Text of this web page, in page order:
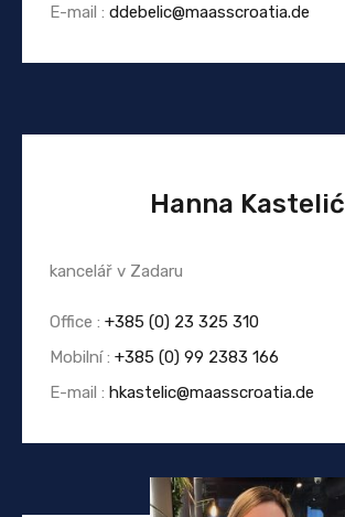
E-mail : ddebelic@maasscroatia.de
Hanna Kastelić
kancelář v Zadaru
Office : +385 (0) 23 325 310
Mobilní : +385 (0) 99 2383 166
E-mail : hkastelic@maasscroatia.de